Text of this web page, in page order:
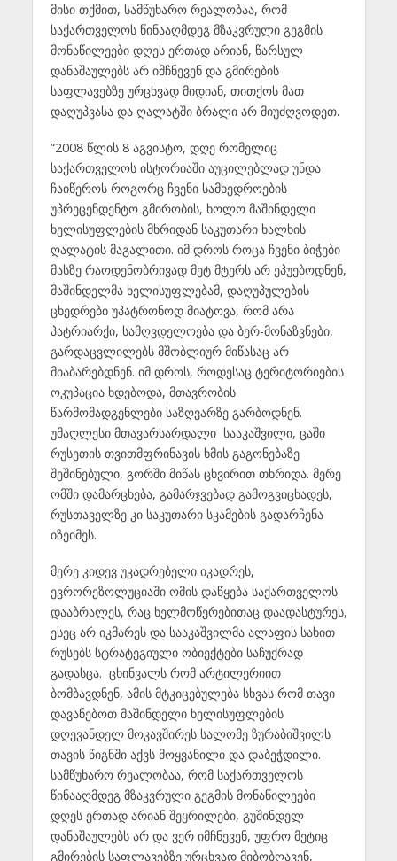
მისი თქმით, სამწუხარო რეალობაა, რომ
საქართველოს წინააღმდეგ მზაკვრული გეგმის
მონაწილეები დღეს ერთად არიან, წარსულ
დანაშაულებს არ იმჩნევენ და გმირების
საფლავებზე ურცხვად მიდიან, თითქოს მათ
დაღუპვასა და ღალატში ბრალი არ მიუძღვოდეთ.
“2008 წლის 8 აგვისტო, დღე რომელიც
საქართველოს ისტორიაში აუცილებლად უნდა
ჩაიწეროს როგორც ჩვენი სამხედროების
უპრეცენდენტო გმირობის, ხოლო მაშინდელი
ხელისუფლების მხრიდან საკუთარი ხალხის
ღალატის მაგალითი. იმ დროს როცა ჩვენი ბიჭები
მასზე რაოდენობრივად მეტ მტერს არ ეპუებოდნენ,
მაშინდელმა ხელისუფლებამ, დაღუპულების
ცხედრები უპატრონოდ მიატოვა, რომ არა
პატრიარქი, სამღვდელოება და ბერ-მონაზვნები,
გარდაცვლილებს მშობლიურ მიწასაც არ
მიაბარებდნენ. იმ დროს, როდესაც ტერიტორიების
ოკუპაცია ხდებოდა, მთავრობის
წარმომადგენლები საზღვარზე გარბოდნენ.
უმაღლესი მთავარსარდალი სააკაშვილი, ცაში
რუსეთის თვითმფრინავის ხმის გაგონებაზე
შეშინებული, გორში მიწას ცხვირით თხრიდა. მერე
ომში დამარცხება, გამარჯვებად გამოგვიცხადეს,
რუსთაველზე კი საკუთარი სკამების გადარჩენა
იზეიმეს.
მერე კიდევ უკადრებელი იკადრეს,
ევრორეზოლუციაში ომის დაწყება საქართველოს
დააბრალეს, რაც ხელმოწერებითაც დაადასტურეს,
ესეც არ იკმარეს და სააკაშვილმა ალაფის სახით
რუსებს სტრატეგიული ობიექტები საჩუქრად
გადასცა. ცხინვალს რომ არტილერიით
ბომბავდნენ, ამის მტკიცებულება სხვას რომ თავი
დავანებოთ მაშინდელი ხელისუფლების
დღევანდელ მოკავშირეს სალომე ზურაბიშვილს
თავის წიგნში აქვს მოყვანილი და დაბეჭდილი.
სამწუხარო რეალობაა, რომ საქართველოს
წინააღმდეგ მზაკვრული გეგმის მონაწილეები
დღეს ერთად არიან შეყრილები, გუშინდელ
დანაშაულებს არ და ვერ იმჩნევენ, უფრო მეტიც
გმირების საფლავებზე ურცხვად მიბობღავენ,